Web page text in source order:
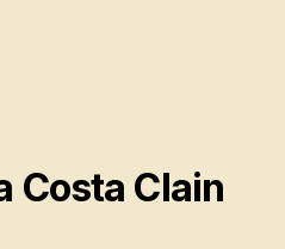
Costa Clain